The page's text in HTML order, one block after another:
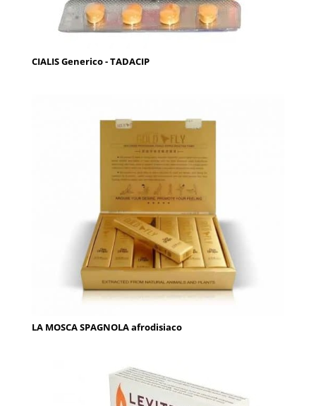
CIALIS Generico - TADACIP
LA MOSCA SPAGNOLA afrodisiaco